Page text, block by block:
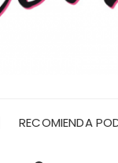
RECOMIENDA